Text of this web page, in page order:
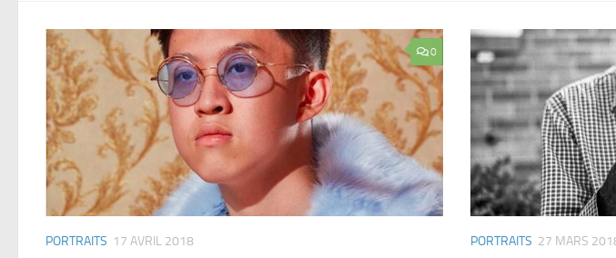
0
PORTRAITS 17 AVRIL 2018 PORTRAITS 27 MARS